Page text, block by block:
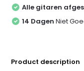
Alle gitaren
14 Dagen Niet
Product description